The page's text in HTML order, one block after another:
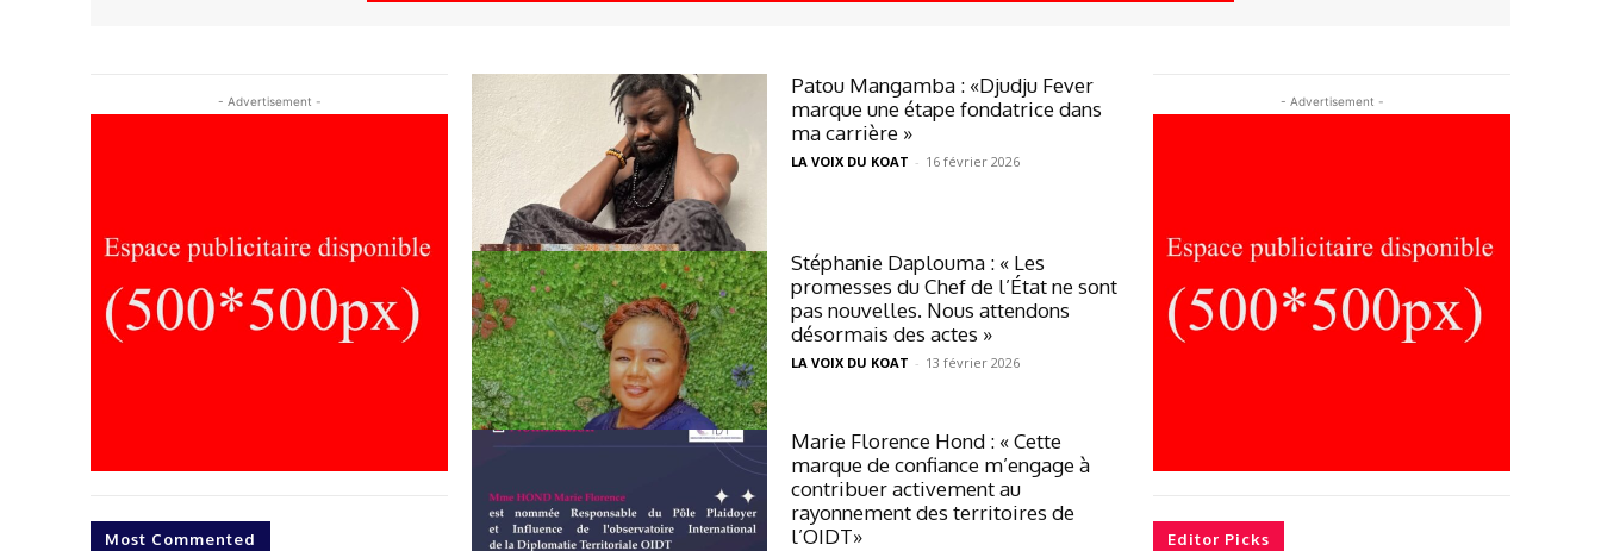
- Advertisement -
Most Commented
Patou Mangamba : «Djudju Fever
marque une étape fondatrice dans
ma carrière »
LA VOIX DU KOAT - 16 février 2026
Stéphanie Daplouma : « Les
promesses du Chef de l’État ne sont
pas nouvelles. Nous attendons
désormais des actes »
LA VOIX DU KOAT - 13 février 2026
Marie Florence Hond : « Cette
marque de confiance m’engage à
contribuer activement au
rayonnement des territoires de
l’OIDT»
- Advertisement -
Editor Picks